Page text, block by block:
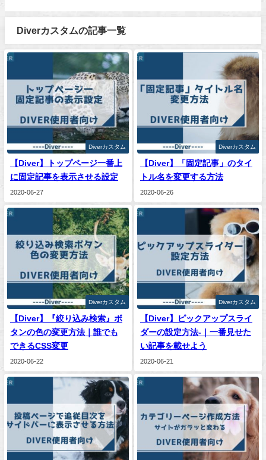
Diverカスタムの記事一覧
Diverカスタム
【Diver】トップページ一番上
に固定記事を表示させる設定
2020-06-27
Diverカスタム
【Diver】「固定記事」のタイ
トル名を変更する方法
2020-06-26
Diverカスタム
【Diver】『絞り込み検索』ボ
タンの色の変更方法｜誰でも
できるCSS変更
2020-06-22
Diverカスタム
【Diver】ピックアップスライ
ダーの設定方法-｜一番見せた
い記事を載せよう
2020-06-21